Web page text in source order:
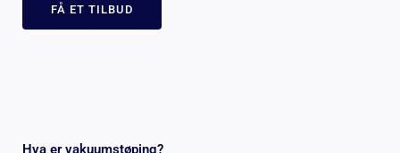
FÅ ET TILBUD
Hva er vakuumstøping?